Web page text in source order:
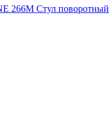
Стул поворотный